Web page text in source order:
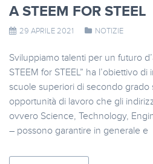
A STEEM FOR STEEL
29 APRILE 2021 NOTIZIE
Sviluppiamo talenti per un futuro
STEEM for STEEL” ha l’obiettivo
scuole superiori di secondo grado
opportunità di lavoro che gli
ovvero Science, Technology,
– possono garantire in generale e